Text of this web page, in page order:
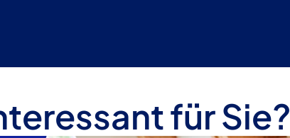
für Sie?